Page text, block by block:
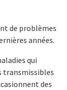
de problèmes
années.
qui
transmissibles
des